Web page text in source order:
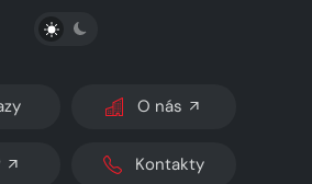
PŘEPNOUT SVĚTLÝ/TMAVÝ REŽIM
O nás
Kontakty